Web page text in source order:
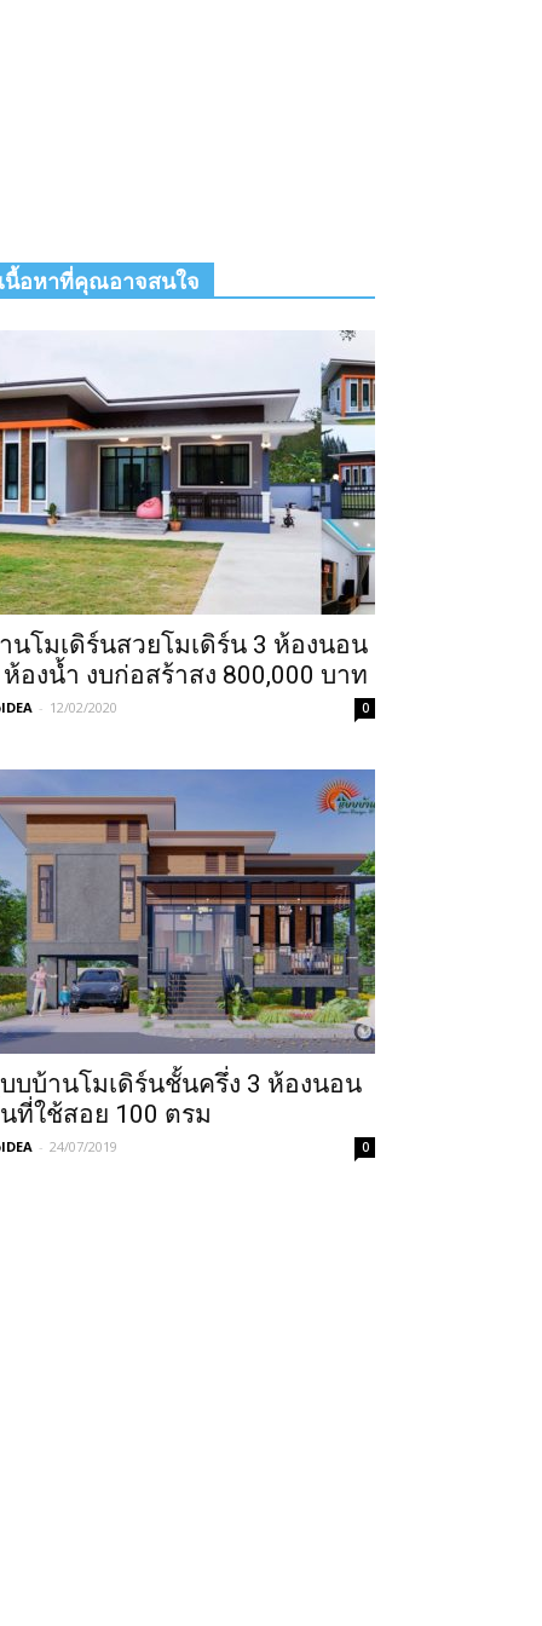
เนื้อหาที่คุณอาจสนใจ
นโมเดิร์นสวยโมเดิร์น 3 ห้องนอน
ห้องน้ำ งบก่อสร้าสง 800,000 บาท
- 12/02/2020 0
บบ้านโมเดิร์นชั้นครึ่ง 3 ห้องนอน
ที่ใช้สอย 100 ตรม
- 24/07/2019 0